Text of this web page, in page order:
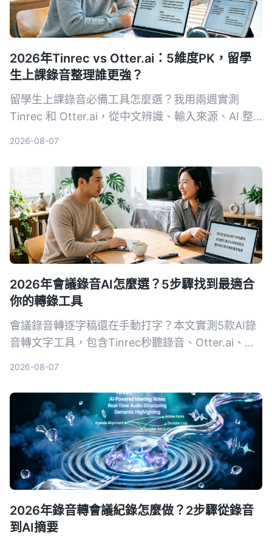
2026年Tinrec vs Otter.ai：5維度PK，留學
生上課錄音整理誰更強？
留學生上課錄音必備工具怎麼選？我用兩週實測
Tinrec 和 Otter.ai，從中文辨識、輸入來源、AI 整
2026-08-07
2026年會議錄音AI怎麼選？5步驟找到最適合
你的轉錄工具
會議錄音轉逐字稿還在手動打字？本文實測5款AI錄
音轉文字工具，包含Tinrec秒聽錄音、Otter.ai、
的會議記錄幫手。
2026-08-07
2026年錄音轉會議紀錄怎麼做？2步驟從錄音
到AI摘要